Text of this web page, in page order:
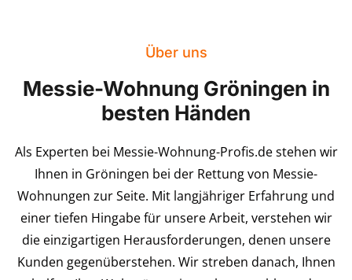
Über uns
Messie-Wohnung Gröningen in
besten Händen
Als Experten bei Messie-Wohnung-Profis.de stehen wir
Ihnen in Gröningen bei der Rettung von Messie-
Wohnungen zur Seite. Mit langjähriger Erfahrung und
einer tiefen Hingabe für unsere Arbeit, verstehen wir
die einzigartigen Herausforderungen, denen unsere
Kunden gegenüberstehen. Wir streben danach, Ihnen